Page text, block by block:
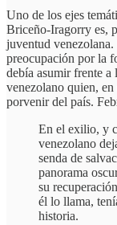
Uno de los ejes
Briceño-Iragorry es,
juventud
preocupación por la
debía asumir frente a
venezolano quien,
porvenir del país.
En el exilio, y
venezolano
senda de
panorama
su
él lo llama,
historia.